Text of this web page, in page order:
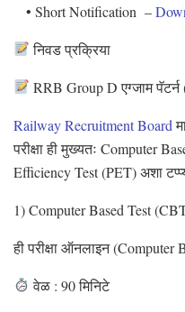
• Short Notification –
निवड प्रक्रिया
RRB Group D एग्जाम
Railway Recruitment Board
परीक्षा ही मुख्यतः Computer
Efficiency Test (PET) अशा
1) Computer Based Test
ही परीक्षा ऑनलाइन (Computer
वेळ : 90 मिनिटे